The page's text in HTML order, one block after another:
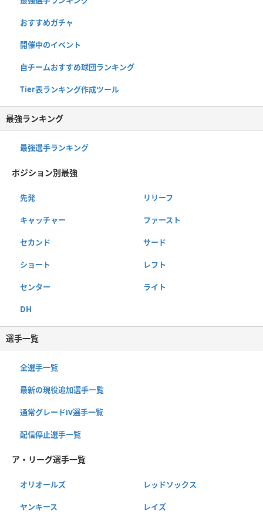
おすすめガチャ
開催中のイベント
自チームおすすめ球団ランキング
Tier表ランキング作成ツール
最強ランキング
最強選手ランキング
ポジション別最強
先発 リリーフ
キャッチャー ファースト
セカンド サード
ショート レフト
センター ライト
DH
選手一覧
全選手一覧
最新の現役追加選手一覧
通常グレードⅣ選手一覧
配信停止選手一覧
ア・リーグ選手一覧
オリオールズ レッドソックス
ヤンキース レイズ